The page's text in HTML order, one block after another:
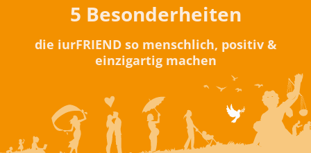
5 Besonderheiten
die iurFRIEND so menschlich, positiv &
einzigartig machen